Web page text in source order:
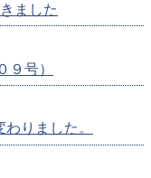
ました
号）
りました。